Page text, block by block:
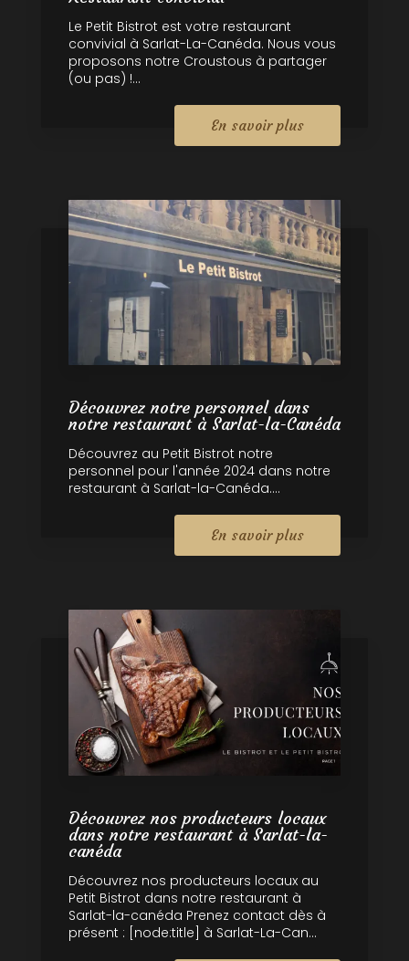
Le Petit Bistrot est votre restaurant
convivial à Sarlat-La-Canéda. Nous vous
proposons notre Croustous à partager
(ou pas) !...
En savoir plus
Découvrez notre personnel dans
notre restaurant à Sarlat-la-Canéda
Découvrez au Petit Bistrot notre
personnel pour l'année 2024 dans notre
restaurant à Sarlat-la-Canéda....
En savoir plus
Découvrez nos producteurs locaux
dans notre restaurant à Sarlat-la-
canéda
Découvrez nos producteurs locaux au
Petit Bistrot dans notre restaurant à
Sarlat-la-canéda Prenez contact dès à
présent : [node:title] à Sarlat-La-Can...